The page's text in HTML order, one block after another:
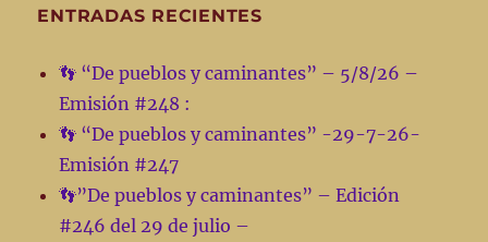
112
2-
ENTRADAS RECIENTES
👣 “De pueblos y caminantes” – 5/8/26 –
Emisión #248 :
👣 “De pueblos y caminantes” -29-7-26-
Emisión #247
👣”De pueblos y caminantes” – Edición
#246 del 29 de julio –